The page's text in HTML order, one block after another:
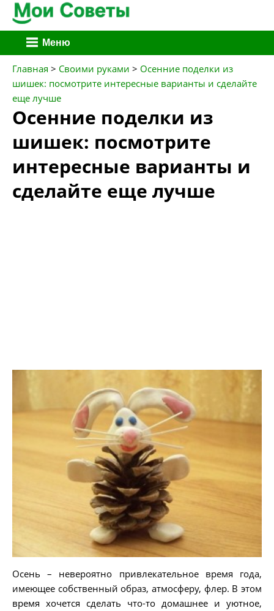
Перейти
к
содержимому
Меню
Главная > Своими руками > Осенние поделки из
шишек: посмотрите интересные варианты и сделайте
еще лучше
Осенние поделки из
шишек: посмотрите
интересные варианты и
сделайте еще лучше
Осень – невероятно привлекательное время года,
имеющее собственный образ, атмосферу, флер. В этом
время хочется сделать что-то домашнее и уютное,